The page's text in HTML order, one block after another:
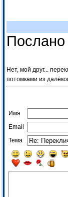
Послано
Нет, мой друг...
потомками из
Имя
Email
Тема